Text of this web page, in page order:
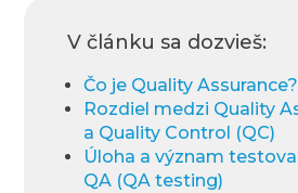
V článku sa dozvieš:
Čo je Quality Assurance?
Rozdiel medzi Quality
a Quality Control (QC)
Úloha a význam
QA (QA testing)